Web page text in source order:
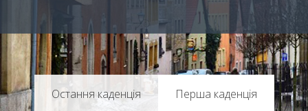
Перша каденція